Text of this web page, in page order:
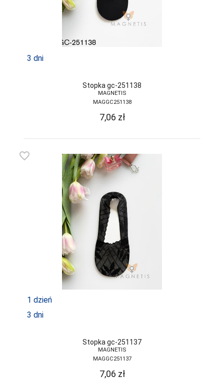
3 dni
Stopka gc-251138
MAGNETIS
MAGGC251138
7,06 zł
favorite_border
1 dzień
3 dni
Stopka gc-251137
MAGNETIS
MAGGC251137
7,06 zł